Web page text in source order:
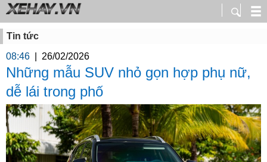
Tin tức
08:46
26/02/2026
Những mẫu SUV nhỏ gọn hợp phụ nữ,
dễ lái trong phố